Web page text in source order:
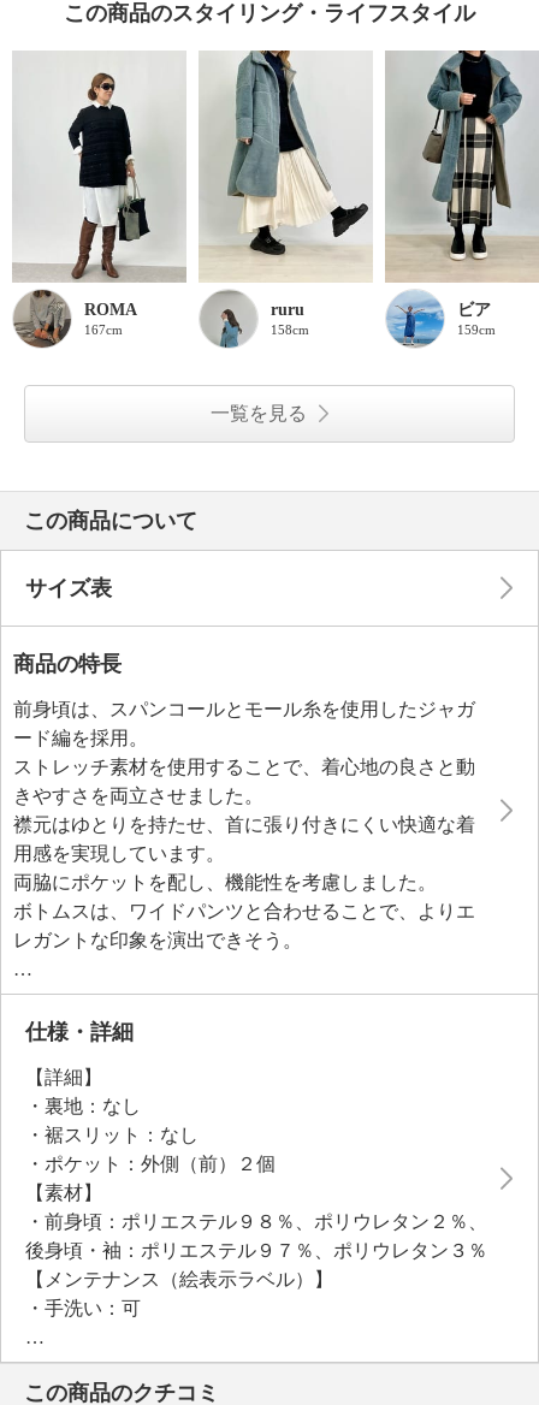
この商品のスタイリング・ライフスタイル
ROMA
167cm
ruru
158cm
ビア
159cm
一覧を見る
この商品について
サイズ表
商品の特長
前身頃は、スパンコールとモール糸を使用したジャガ
ード編を採用。
ストレッチ素材を使用することで、着心地の良さと動
きやすさを両立させました。
襟元はゆとりを持たせ、首に張り付きにくい快適な着
用感を実現しています。
両脇にポケットを配し、機能性を考慮しました。
ボトムスは、ワイドパンツと合わせることで、よりエ
レガントな印象を演出できそう。
カジュアルからエレガントまで幅広いスタイリングが
可能。
お呼ばれにも活躍しそうなチュニックです。
仕様・詳細
【詳細】
・裏地：なし
・裾スリット：なし
・ポケット：外側（前）２個
【素材】
・前身頃：ポリエステル９８％、ポリウレタン２％、
後身頃・袖：ポリエステル９７％、ポリウレタン３％
【メンテナンス（絵表示ラベル）】
・手洗い：可
・漂白処理：酸素系漂白可（塩素系漂白は不可）
・タンブル乾燥：不可
・自然乾燥：日陰の吊り干し
この商品のクチコミ